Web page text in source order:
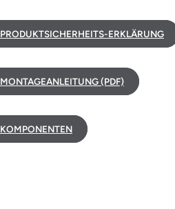
PRODUKTSICHERHEITS-ERKLÄRUNG
MONTAGEANLEITUNG (PDF)
KOMPONENTEN